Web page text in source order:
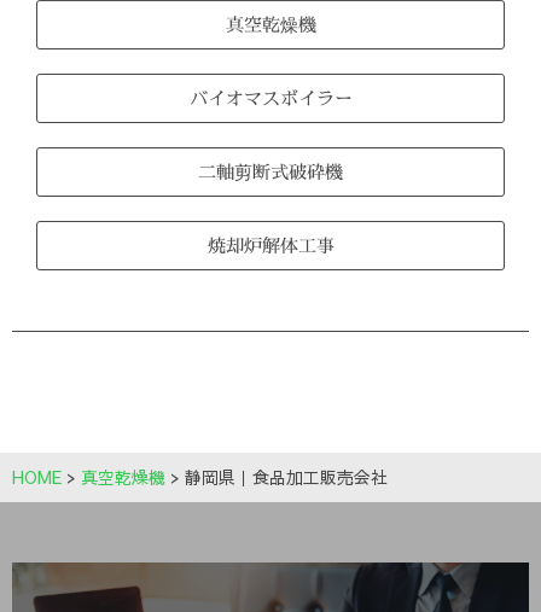
真空乾燥機
バイオマスボイラー
二軸剪断式破砕機
焼却炉解体工事
HOME > 真空乾燥機 > 静岡県｜食品加工販売会社